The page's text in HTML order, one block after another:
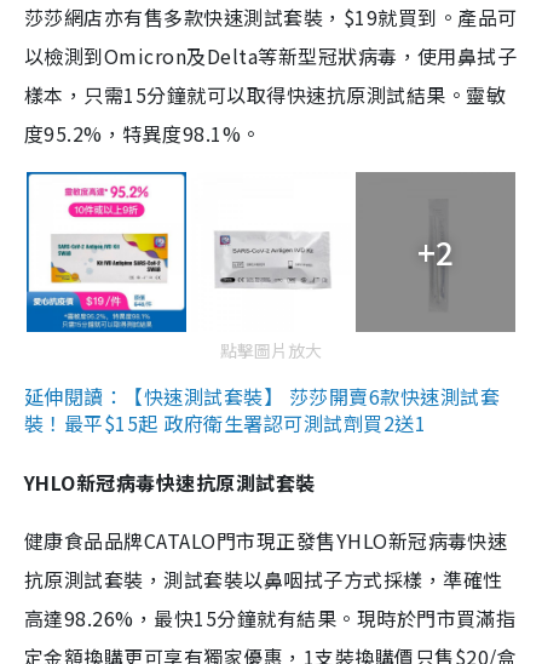
莎莎網店亦有售多款快速測試套裝，$19就買到。產品可
以檢測到Omicron及Delta等新型冠狀病毒，使用鼻拭子
樣本，只需15分鐘就可以取得快速抗原測試結果。靈敏
度95.2%，特異度98.1%。
+2
點擊圖片放大
延伸閱讀：【快速測試套裝】 莎莎開賣6款快速測試套
裝！最平$15起 政府衛生署認可測試劑買2送1
YHLO新冠病毒快速抗原測試套裝
健康食品品牌CATALO門市現正發售YHLO新冠病毒快速
抗原測試套裝，測試套裝以鼻咽拭子方式採樣，準確性
高達98.26%，最快15分鐘就有結果。現時於門市買滿指
定金額換購更可享有獨家優惠，1支裝換購價只售$20/盒